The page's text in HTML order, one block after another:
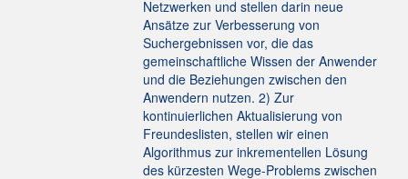
Netzwerken und stellen darin neue
Ansätze zur Verbesserung von
Suchergebnissen vor, die das
gemeinschaftliche Wissen der Anwender
und die Beziehungen zwischen den
Anwendern nutzen. 2) Zur
kontinuierlichen Aktualisierung von
Freundeslisten, stellen wir einen
Algorithmus zur inkrementellen Lösung
des kürzesten Wege-Problems zwischen